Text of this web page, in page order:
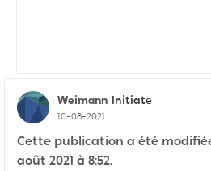
Weimann Initiate
10-08-2021
Cette publication a été
août 2021 à 8:52.